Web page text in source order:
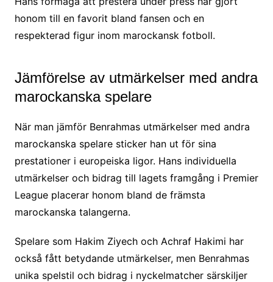
honom till en favorit bland fansen och en
respekterad figur inom marockansk fotboll.
Jämförelse av utmärkelser med andra
marockanska spelare
När man jämför Benrahmas utmärkelser med andra
marockanska spelare sticker han ut för sina
prestationer i europeiska ligor. Hans individuella
utmärkelser och bidrag till lagets framgång i Premier
League placerar honom bland de främsta
marockanska talangerna.
Spelare som Hakim Ziyech och Achraf Hakimi har
också fått betydande utmärkelser, men Benrahmas
unika spelstil och bidrag i nyckelmatcher särskiljer